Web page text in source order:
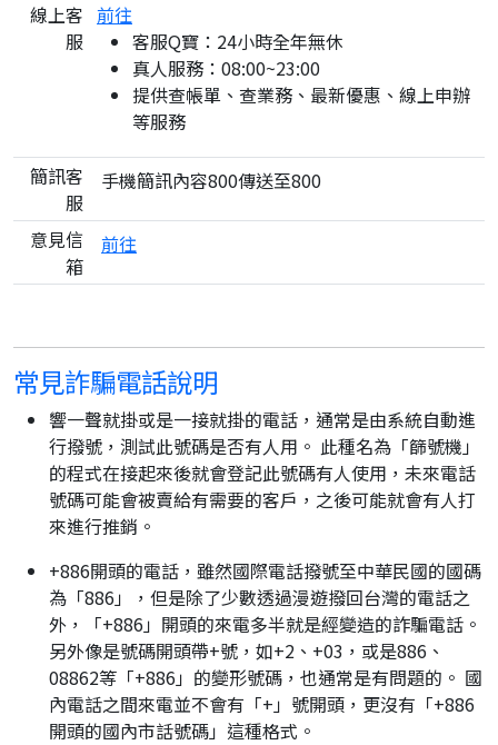
線上客
服
前往
客服Q寶：24小時全年無休
真人服務：08:00~23:00
提供查帳單、查業務、最新優惠、線上申辦
等服務
簡訊客
服
手機簡訊內容800傳送至800
意見信
箱
前往
常見詐騙電話說明
響一聲就掛或是一接就掛的電話，通常是由系統自動進
行撥號，測試此號碼是否有人用。 此種名為「篩號機」
的程式在接起來後就會登記此號碼有人使用，未來電話
號碼可能會被賣給有需要的客戶，之後可能就會有人打
來進行推銷。
+886開頭的電話，雖然國際電話撥號至中華民國的國碼
為「886」，但是除了少數透過漫遊撥回台灣的電話之
外，「+886」開頭的來電多半就是經變造的詐騙電話。
另外像是號碼開頭帶+號，如+2、+03，或是886、
08862等「+886」的變形號碼，也通常是有問題的。 國
內電話之間來電並不會有「+」號開頭，更沒有「+886
開頭的國內市話號碼」這種格式。